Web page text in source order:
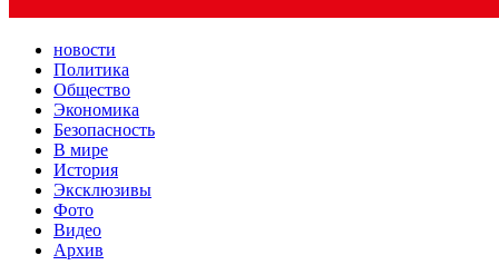
новости
Политика
Общество
Экономика
Безопасность
В мире
История
Эксклюзивы
Фото
Видео
Архив